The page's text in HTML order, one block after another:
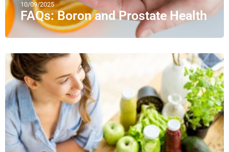
10/09/2025
FAQs: Boron and Prostate Health